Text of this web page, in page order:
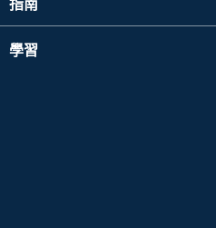
指南
學習